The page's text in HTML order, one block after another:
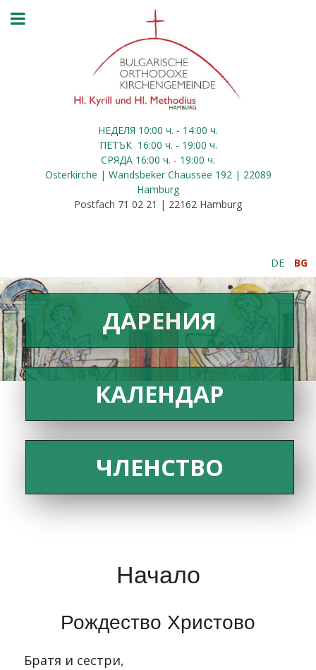
НЕДЕЛЯ 10:00 ч. - 14:00 ч.
ПЕТЪК 16:00 ч. - 19:00 ч.
СРЯДА 16:00 ч. - 19:00 ч.
Osterkirche | Wandsbeker Chaussee 192 | 22089
Hamburg
Postfach 71 02 21 | 22162 Hamburg
DE BG
ДАРЕНИЯ
КАЛЕНДАР
ЧЛЕНСТВО
Начало
Рождество Христово
Братя и сестри,